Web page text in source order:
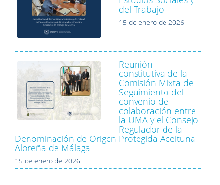
del Trabajo
15 de enero de 2026
Reunión
constitutiva de la
Comisión Mixta de
Seguimiento del
convenio de
colaboración entre
la UMA y el Consejo
Regulador de la
Denominación de Origen Protegida Aceituna
Aloreña de Málaga
15 de enero de 2026